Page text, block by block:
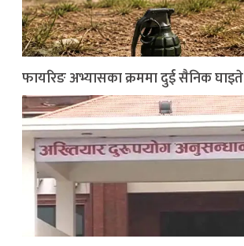
फायरिङ अभ्यासका क्रममा दुई सैनिक घाइते